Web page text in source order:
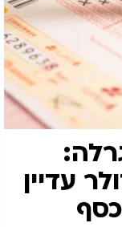
דולר עדיין